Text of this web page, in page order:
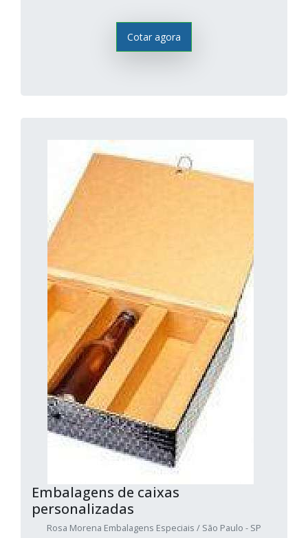
Cotar agora
Embalagens de caixas
personalizadas
Rosa Morena Embalagens Especiais / São Paulo - SP